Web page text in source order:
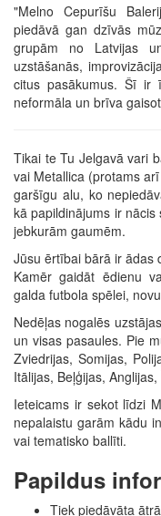
"Melno Cepurīšu
piedāvā gan dzīvās
grupām no Latvijas
uzstāšanās,
citus pasākumus. Šī ir
neformāla un brīva
Tikai te Tu Jelgavā vari
vai Metallica (protams
garšīgu alu, ko
kā papildinājums ir
jebkurām gaumēm.
Jūsu ērtībai bārā ir ādas
Kamēr gaidāt ēdienu
galda futbola spēlei,
Nedēļas nogalēs
un visas pasaules. Pie
Zviedrijas, Somijas,
Itālijas, Beļģijas,
Ieteicams ir sekot līdzi
nepalaistu garām kādu
vai tematisko ballīti.
Papildus
Tiek piedāvāta